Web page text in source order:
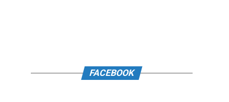
FACEBOOK